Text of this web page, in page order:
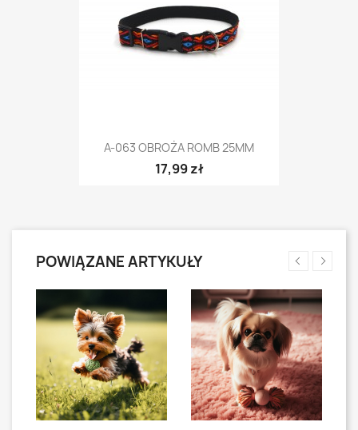
A-063 OBROŻA ROMB 25MM
17,99 zł
POWIĄZANE ARTYKUŁY